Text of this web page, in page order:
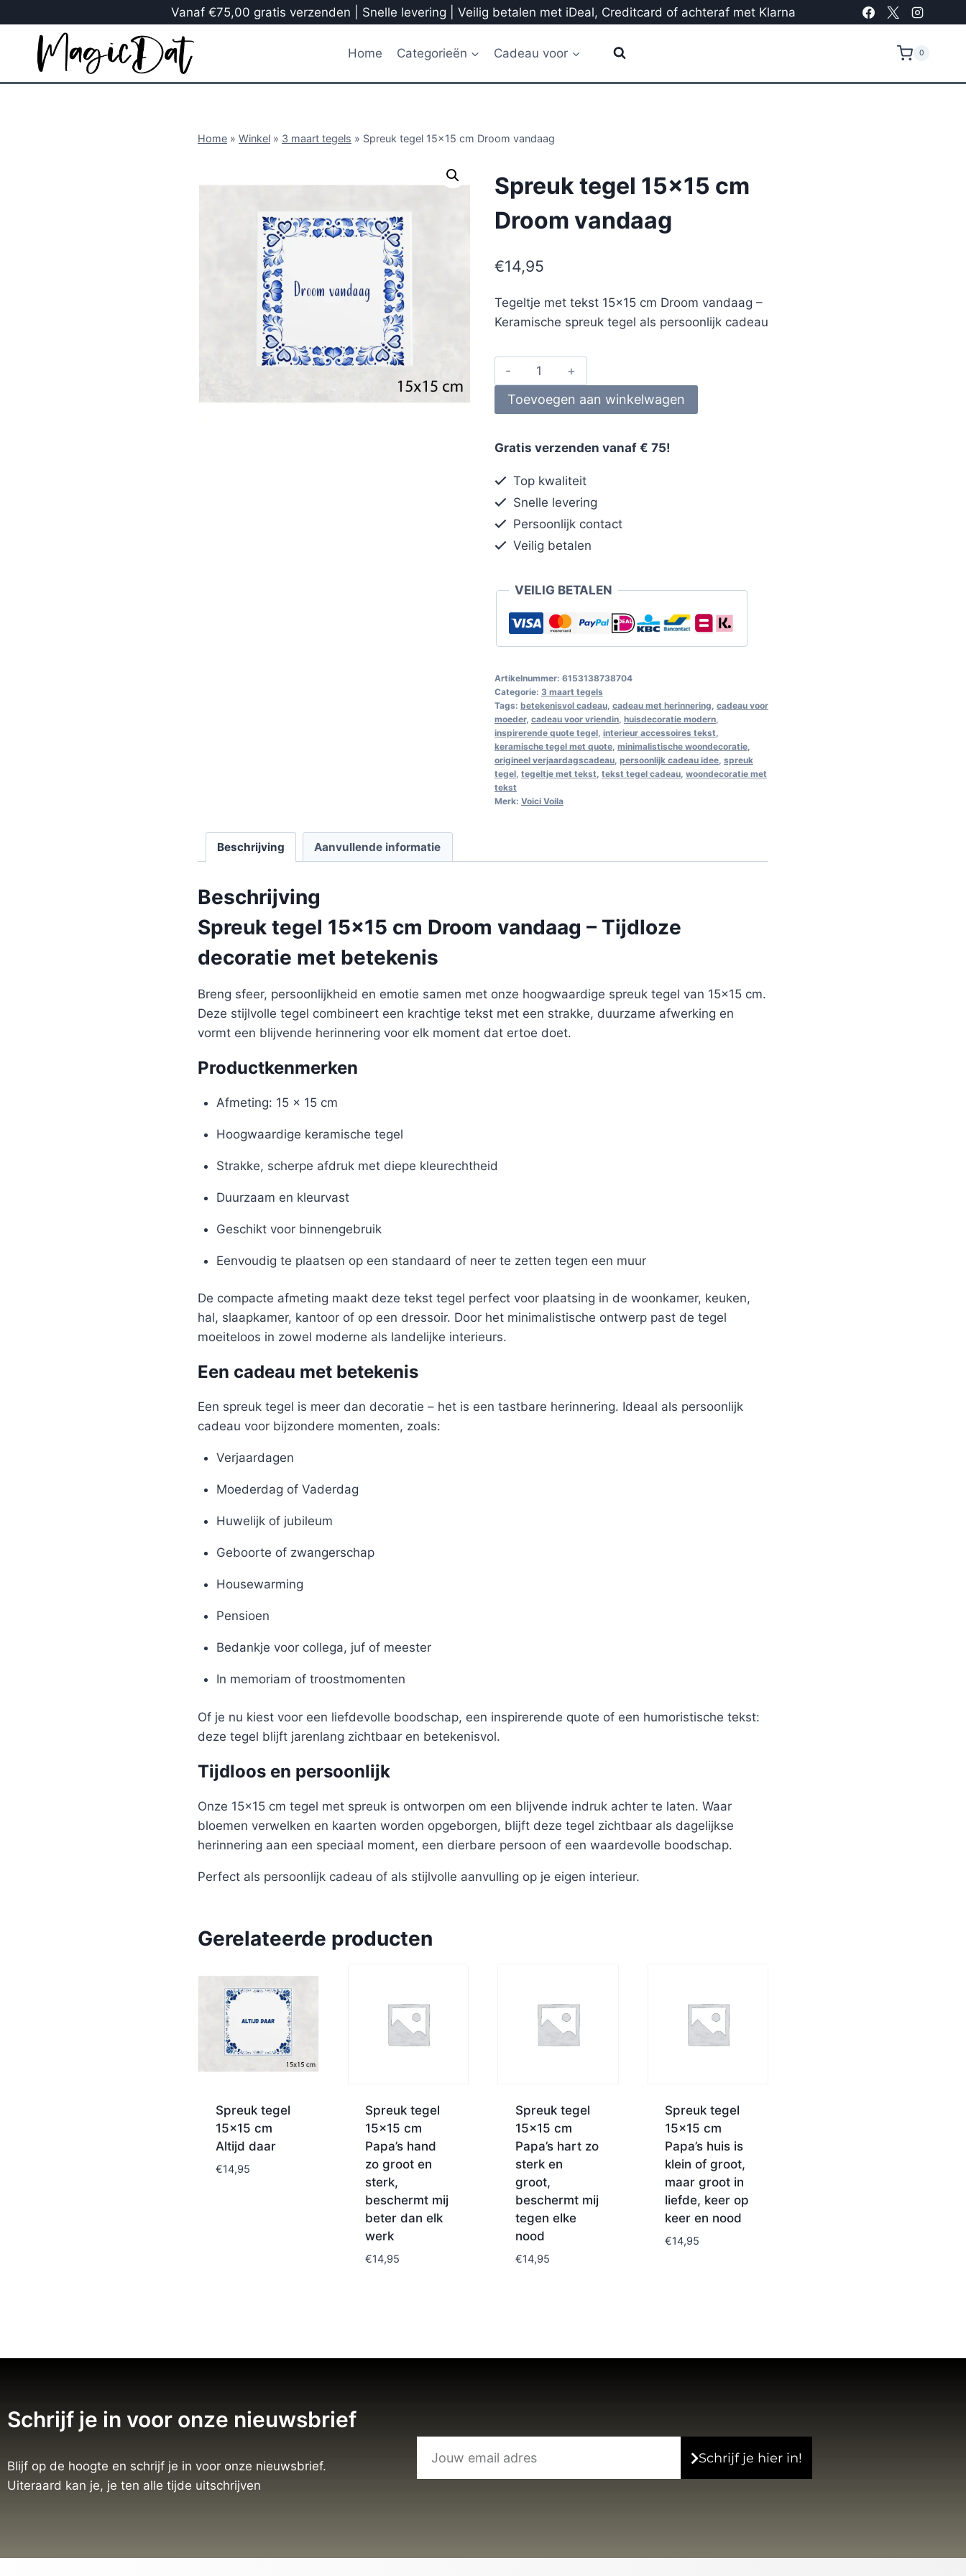
Vanaf €75,00 gratis verzenden | Snelle levering | Veilig betalen met iDeal, Creditcard of achteraf met Klarna
Home Categorieën Cadeau voor 0
Home » Winkel » 3 maart tegels » Spreuk tegel 15×15 cm Droom vandaag
Spreuk tegel 15×15 cm
Droom vandaag
€14,95
Tegeltje met tekst 15×15 cm Droom vandaag –
Keramische spreuk tegel als persoonlijk cadeau
Toevoegen aan winkelwagen
Gratis verzenden vanaf € 75!
Top kwaliteit
Snelle levering
Persoonlijk contact
Veilig betalen
VEILIG BETALEN
Artikelnummer: 6153138738704
Categorie: 3 maart tegels
Tags: betekenisvol cadeau, cadeau met herinnering cadeau voor
moeder, cadeau voor vriendin, huisdecoratie modern,
inspirerende quote tegel, interieur accessoires tekst
keramische tegel met quote, minimalistische woondecoratie,
origineel verjaardagscadeau, persoonlijk cadeau idee, spreuk
tegel, tegeltje met tekst tekst tegel cadeau, woondecoratie met
tekst
Merk: Voici Voila
Beschrijving Aanvullende informatie
Beschrijving
Spreuk tegel 15×15 cm Droom vandaag – Tijdloze
decoratie met betekenis
Breng sfeer, persoonlijkheid en emotie samen met onze hoogwaardige spreuk tegel van 15×15 cm.
Deze stijlvolle tegel combineert een krachtige tekst met een strakke, duurzame afwerking en
vormt een blijvende herinnering voor elk moment dat ertoe doet.
Productkenmerken
Afmeting: 15 x 15 cm
Hoogwaardige keramische tegel
Strakke, scherpe afdruk met diepe kleurechtheid
Duurzaam en kleurvast
Geschikt voor binnengebruik
Eenvoudig te plaatsen op een standaard of neer te zetten tegen een muur
De compacte afmeting maakt deze tekst tegel perfect voor plaatsing in de woonkamer, keuken,
hal, slaapkamer, kantoor of op een dressoir. Door het minimalistische ontwerp past de tegel
moeiteloos in zowel moderne als landelijke interieurs.
Een cadeau met betekenis
Een spreuk tegel is meer dan decoratie – het is een tastbare herinnering. Ideaal als persoonlijk
cadeau voor bijzondere momenten, zoals:
Verjaardagen
Moederdag of Vaderdag
Huwelijk of jubileum
Geboorte of zwangerschap
Housewarming
Pensioen
Bedankje voor collega, juf of meester
In memoriam of troostmomenten
Of je nu kiest voor een liefdevolle boodschap, een inspirerende quote of een humoristische tekst:
deze tegel blijft jarenlang zichtbaar en betekenisvol.
Tijdloos en persoonlijk
Onze 15×15 cm tegel met spreuk is ontworpen om een blijvende indruk achter te laten. Waar
bloemen verwelken en kaarten worden opgeborgen, blijft deze tegel zichtbaar als dagelijkse
herinnering aan een speciaal moment, een dierbare persoon of een waardevolle boodschap.
Perfect als persoonlijk cadeau of als stijlvolle aanvulling op je eigen interieur.
Gerelateerde producten
Spreuk tegel
15×15 cm
Altijd daar
€14,95
Spreuk tegel
15×15 cm
Papa’s hand
zo groot en
sterk,
beschermt mij
beter dan elk
werk
€14,95
Spreuk tegel
15×15 cm
Papa’s hart zo
sterk en
groot,
beschermt mij
tegen elke
nood
€14,95
Spreuk tegel
15×15 cm
Papa’s huis is
klein of groot,
maar groot in
liefde, keer op
keer en nood
€14,95
Schrijf je in voor onze nieuwsbrief
Blijf op de hoogte en schrijf je in voor onze nieuwsbrief.
Uiteraard kan je, je ten alle tijde uitschrijven
Schrijf je hier in!